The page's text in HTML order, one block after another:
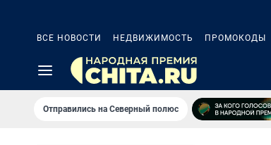
ВСЕ НОВОСТИ НЕДВИЖИМОСТЬ ПРОМОКОДЫ
Отправились на Северный полюс